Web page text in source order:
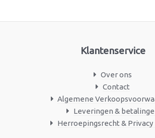
Klantenservice
Over ons
Contact
Algemene
Leveringen &
Herroepingsrecht & Privacy